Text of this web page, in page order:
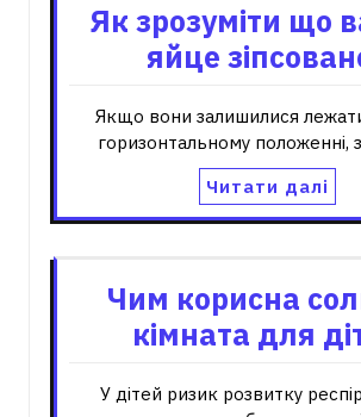
Як зрозуміти що
яйце
Якщо вони залишилися
горизонтальному положенні,
Читати далі
Чим корисна
кімната для
У дітей ризик розвитку